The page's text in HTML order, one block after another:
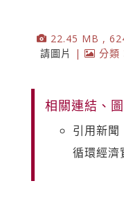
22.45 MB ,
請圖片
| 分類
相關連結、圖
引用新聞
循環經濟